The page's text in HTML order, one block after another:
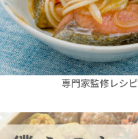
専門家監修レシピ